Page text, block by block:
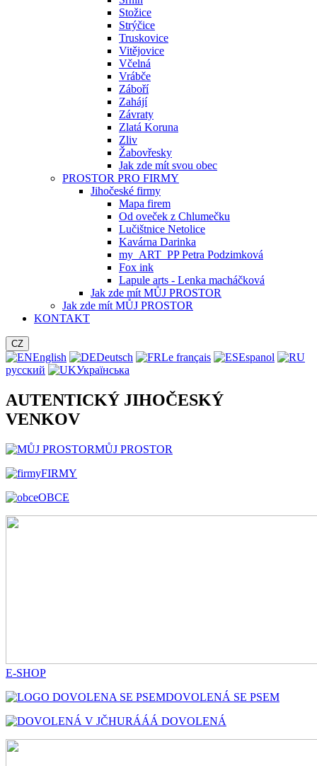
Stožice
Strýčice
Truskovice
Vitějovice
Včelná
Vrábče
Záboří
Zahájí
Závraty
Zlatá Koruna
Zliv
Žabovřesky
Jak zde mít svou obec
PROSTOR PRO FIRMY
Jihočeské firmy
Mapa firem
Od oveček z Chlumečku
Lučištnice Netolice
Kavárna Darinka
my_ART_PP Petra Podzimková
Fox ink
Lapule arts - Lenka macháčková
Jak zde mít MŮJ PROSTOR
Jak zde mít MŮJ PROSTOR
KONTAKT
CZ
English Deutsch Le français
Espanol
русский
Українська
AUTENTICKÝ JIHOČESKÝ
VENKOV
MŮJ PROSTOR
FIRMY
OBCE
E-SHOP
DOVOLENÁ SE PSEM
HURÁÁÁ DOVOLENÁ